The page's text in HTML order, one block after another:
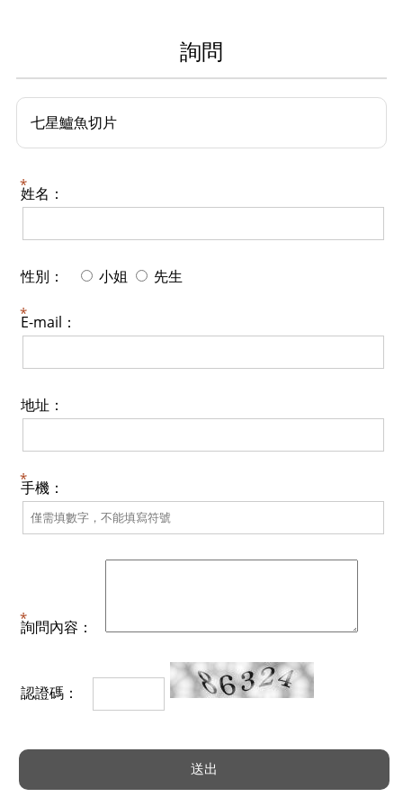
詢問
七星鱸魚切片
姓名：
性別： 小姐 先生
E-mail：
地址：
手機：
詢問內容：
認證碼：